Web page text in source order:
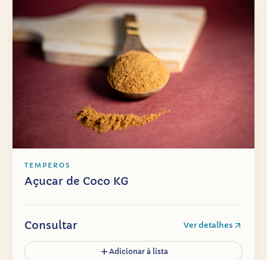
TEMPEROS
Açucar de Coco KG
Consultar Ver detalhes
Adicionar à lista